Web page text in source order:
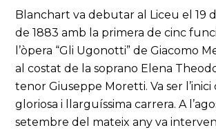
Blanchart va debutar al Liceu el 19
de 1883 amb la primera de cinc
l’òpera “Gli Ugonotti” de Giacomo
al costat de la soprano Elena
tenor Giuseppe Moretti. Va ser l’inici
gloriosa i llarguíssima carrera. A
setembre del mateix any va